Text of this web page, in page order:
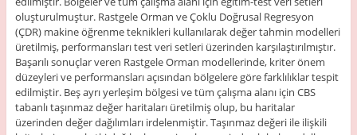
oluşturulmuştur. Rastgele Orman ve Çoklu Doğrusal Regresyon
(ÇDR) makine öğrenme teknikleri kullanılarak değer tahmin modelleri
üretilmiş, performansları test veri setleri üzerinden karşılaştırılmıştır.
Başarılı sonuçlar veren Rastgele Orman modellerinde, kriter önem
düzeyleri ve performansları açısından bölgelere göre farklılıklar tespit
edilmiştir. Beş ayrı yerleşim bölgesi ve tüm çalışma alanı için CBS
tabanlı taşınmaz değer haritaları üretilmiş olup, bu haritalar
üzerinden değer dağılımları irdelenmiştir. Taşınmaz değeri ile ilişkili